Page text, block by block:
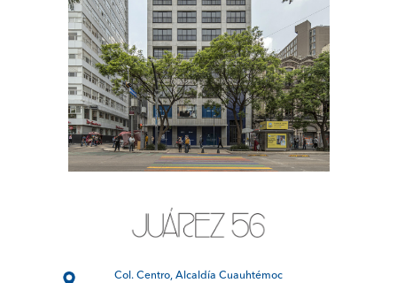
Col. Centro, Alcaldía Cuauhtémoc